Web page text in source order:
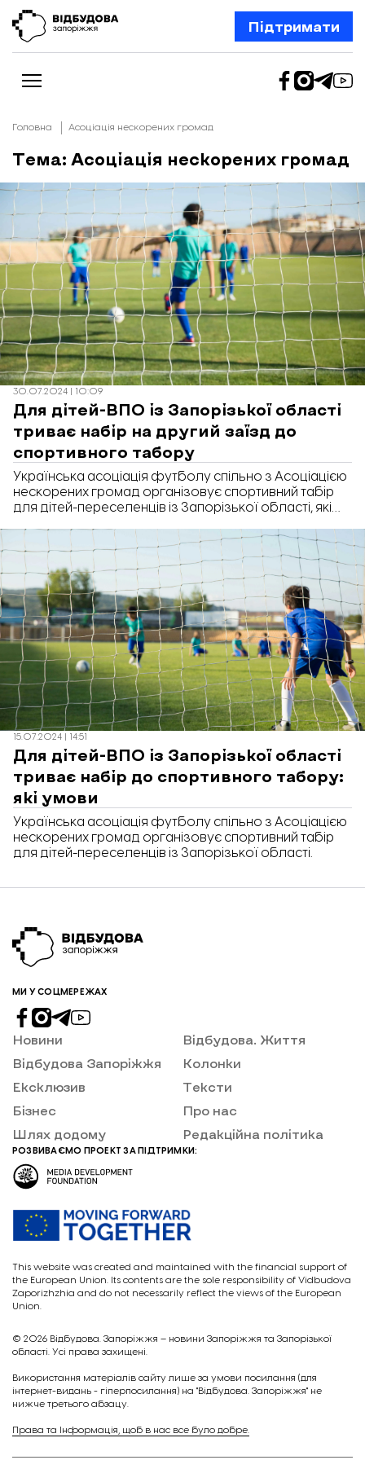
Підтримати
Новини
Відбудова Запоріжжя
Ексклюзив
Бізнес
Шлях додому
Відбудова. Життя
Колонки
Про нас
Редакційна політика
Головна Асоціація нескорених громад
Тема: Асоціація нескорених громад
30.07.2024 | 10:09
Для дітей-ВПО із Запорізької області
триває набір на другий заїзд до
спортивного табору
Українська асоціація футболу спільно з Асоціацією
нескорених громад організовує спортивний табір
для дітей-переселенців із Запорізької області, які
15.07.2024 | 14:51
Для дітей-ВПО із Запорізької області
триває набір до спортивного табору:
які умови
Українська асоціація футболу спільно з Асоціацією
нескорених громад організовує спортивний табір
для дітей-переселенців із Запорізької області.
МИ У СОЦМЕРЕЖАХ
Новини
Відбудова Запоріжжя
Ексклюзив
Бізнес
Шлях додому
Відбудова. Життя
Колонки
Тексти
Про нас
Редакційна політика
РОЗВИВАЄМО ПРОЕКТ ЗА ПІДТРИМКИ:
This website was created and maintained with the financial support of
the European Union. Its contents are the sole responsibility of Vidbudova
Zaporizhzhia and do not necessarily reflect the views of the European
Union.
© 2026 Відбудова. Запоріжжя – новини Запоріжжя та Запорізької
області. Усі права захищені.
Викориcтання матеріалів сайту лише за умови посилання (для
інтернет-видань - гіперпосилання) на "Відбудова. Запоріжжя" не
нижче третього абзацу.
Права та Інформація, щоб в нас все було добре.